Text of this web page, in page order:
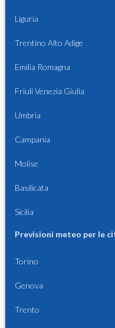
Liguria
Trentino Alto Adige
Emilia Romagna
Friuli Venezia Giulia
Umbria
Campania
Molise
Basilicata
Sicilia
Previsioni meteo per le
Torino
Genova
Trento